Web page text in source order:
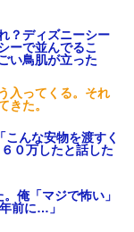
？ディズニーシー
ーで並んでるこ
い鳥肌が立った
入ってくる。それ
きた。
んな安物を渡すく
０万したと話した
俺「マジで怖い」
前に…」